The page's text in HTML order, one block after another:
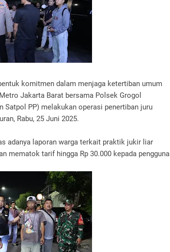
komitmen dalam menjaga ketertiban umum
Jakarta Barat bersama Polsek Grogol
Satpol PP) melakukan operasi penertiban juru
Rabu, 25 Juni 2025.
adanya laporan warga terkait praktik jukir liar
mematok tarif hingga Rp 30.000 kepada pengguna